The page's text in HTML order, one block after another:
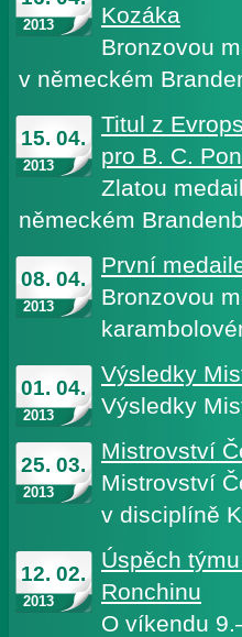
2013
Kozáka
Bronzovou
v německém
15. 04.
2013
Titul z
pro B. C.
Zlatou
německém
08. 04.
2013
První
Bronzovou
01. 04.
2013
Výsledky
Výsledky
25. 03.
2013
Mistrovství
Mistrovství
v disciplíně
12. 02.
2013
Úspěch
Ronchinu
O víkendu